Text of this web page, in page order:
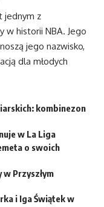
jednym z
w historii NBA. Jego
jego nazwisko,
dla młodych
kombinezon
w La Liga
o swoich
Przyszłym
i Iga Świątek w